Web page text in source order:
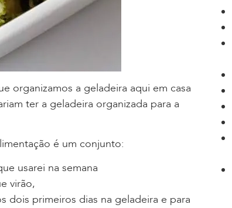
organizamos a geladeira aqui em casa
ter a geladeira organizada para a
é um conjunto:
usarei na semana
virão,
dois primeiros dias na geladeira e para